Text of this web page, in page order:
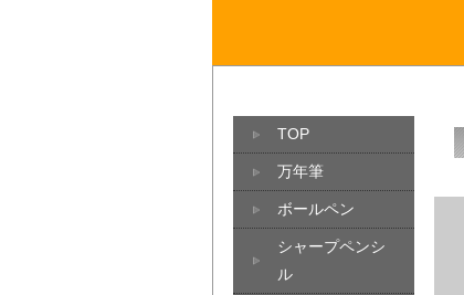
TOP
万年筆
ボールペン
シャープペンシ
ル